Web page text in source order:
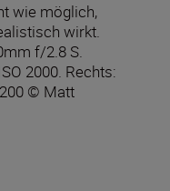
wie möglich,
wirkt.
f/2.8 S.
2000. Rechts:
© Matt